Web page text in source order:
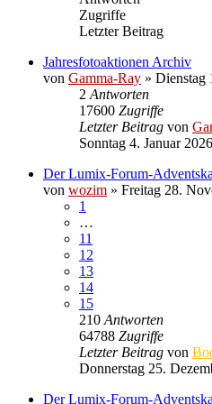
Zugriffe
Letzter Beitrag
Jahresfotoaktionen Archiv
von Gamma-Ray » Dienstag
2 Antworten
17600 Zugriffe
Letzter Beitrag von
Sonntag 4. Januar
Der Lumix-Forum-
von wozim » Freitag 28.
1
…
11
12
13
14
15
210 Antworten
64788 Zugriffe
Letzter Beitrag von
Donnerstag 25.
Der Lumix-Forum-